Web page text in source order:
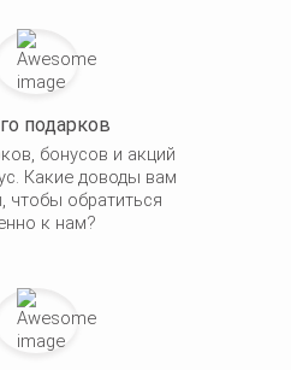
подарков
бонусов и акций
Какие доводы вам
чтобы обратиться
к нам?